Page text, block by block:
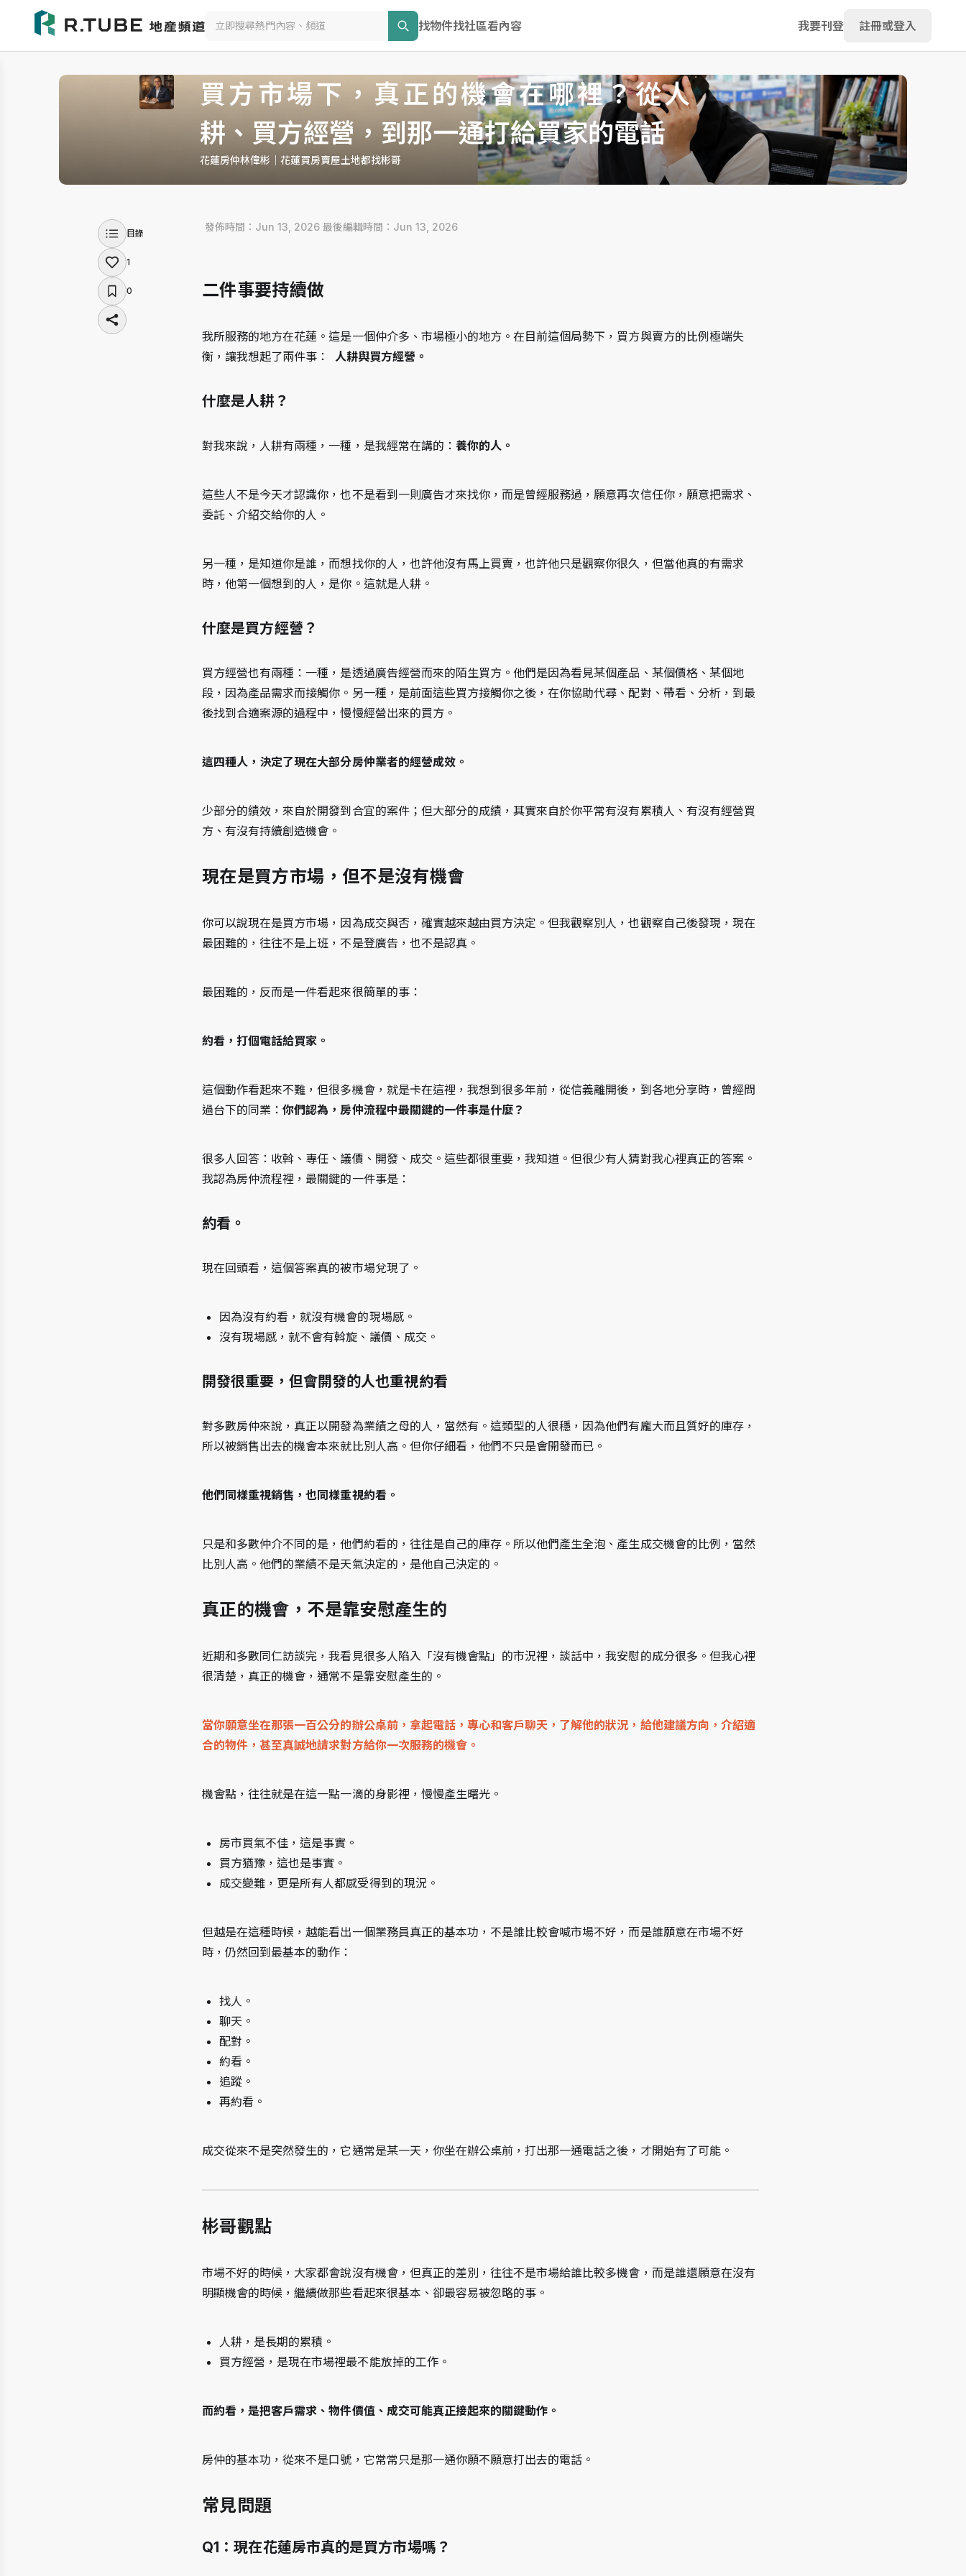
找物件找社區看內容 我要刊登 註冊或登入
買方市場下，真正的機會在哪裡？從人
耕、買方經營，到那一通打給買家的電話
花蓮房仲林偉彬｜花蓮買房賣屋土地都找彬哥
目錄
1
0
發佈時間：Jun 13, 2026 最後編輯時間：Jun 13, 2026
二件事要持續做
我所服務的地方在花蓮。這是一個仲介多、市場極小的地方。在目前這個局勢下，買方與賣方的比例極端失
衡，讓我想起了兩件事： 人耕與買方經營。
什麼是人耕？
對我來說，人耕有兩種，一種，是我經常在講的： 養你的人。
這些人不是今天才認識你，也不是看到一則廣告才來找你，而是曾經服務過，願意再次信任你，願意把需求、
委託、介紹交給你的人。
另一種，是知道你是誰，而想找你的人，也許他沒有馬上買賣，也許他只是觀察你很久，但當他真的有需求
時，他第一個想到的人，是你。這就是人耕。
什麼是買方經營？
買方經營也有兩種：一種，是透過廣告經營而來的陌生買方。他們是因為看見某個產品、某個價格、某個地
段，因為產品需求而接觸你。另一種，是前面這些買方接觸你之後，在你協助代尋、配對、帶看、分析，到最
後找到合適案源的過程中，慢慢經營出來的買方。
這四種人，決定了現在大部分房仲業者的經營成效。
少部分的績效，來自於開發到合宜的案件；但大部分的成績，其實來自於你平常有沒有累積人、有沒有經營買
方、有沒有持續創造機會。
現在是買方市場，但不是沒有機會
你可以說現在是買方市場，因為成交與否，確實越來越由買方決定。但我觀察別人，也觀察自己後發現，現在
最困難的，往往不是上班，不是登廣告，也不是認真。
最困難的，反而是一件看起來很簡單的事：
約看，打個電話給買家。
這個動作看起來不難，但很多機會，就是卡在這裡，我想到很多年前，從信義離開後，到各地分享時，曾經問
過台下的同業：你們認為，房仲流程中最關鍵的一件事是什麼？
很多人回答：收斡、專任、議價、開發、成交。這些都很重要，我知道。但很少有人猜對我心裡真正的答案。
我認為房仲流程裡，最關鍵的一件事是：
約看。
現在回頭看，這個答案真的被市場兌現了。
因為沒有約看，就沒有機會的現場感。
沒有現場感，就不會有斡旋、議價、成交。
開發很重要，但會開發的人也重視約看
對多數房仲來說，真正以開發為業績之母的人，當然有。這類型的人很穩，因為他們有龐大而且質好的庫存，
所以被銷售出去的機會本來就比別人高。但你仔細看，他們不只是會開發而已。
他們同樣重視銷售，也同樣重視約看。
只是和多數仲介不同的是，他們約看的，往往是自己的庫存。所以他們產生全泡、產生成交機會的比例，當然
比別人高。他們的業績不是天氣決定的，是他自己決定的。
真正的機會，不是靠安慰產生的
近期和多數同仁訪談完，我看見很多人陷入「沒有機會點」的市況裡，談話中，我安慰的成分很多。但我心裡
很清楚，真正的機會，通常不是靠安慰產生的。
當你願意坐在那張一百公分的辦公桌前，拿起電話，專心和客戶聊天，了解他的狀況，給他建議方向，介紹適
合的物件，甚至真誠地請求對方給你一次服務的機會。
機會點，往往就是在這一點一滴的身影裡，慢慢產生曙光。
房市買氣不佳，這是事實。
買方猶豫，這也是事實。
成交變難，更是所有人都感受得到的現況。
但越是在這種時候，越能看出一個業務員真正的基本功，不是誰比較會喊市場不好，而是誰願意在市場不好
時，仍然回到最基本的動作：
找人。
聊天。
配對。
約看。
追蹤。
再約看。
成交從來不是突然發生的，它通常是某一天，你坐在辦公桌前，打出那一通電話之後，才開始有了可能。
彬哥觀點
市場不好的時候，大家都會說沒有機會，但真正的差別，往往不是市場給誰比較多機會，而是誰還願意在沒有
明顯機會的時候，繼續做那些看起來很基本、卻最容易被忽略的事。
人耕，是長期的累積。
買方經營，是現在市場裡最不能放掉的工作。
而約看，是把客戶需求、物件價值、成交可能真正接起來的關鍵動作。
房仲的基本功，從來不是口號，它常常只是那一通你願不願意打出去的電話。
常見問題
Q1：現在花蓮房市真的是買方市場嗎？